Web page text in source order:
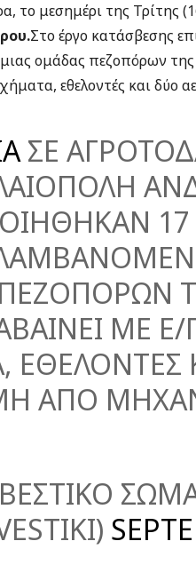
το μεσημέρι της Τρίτης
Στο έργο κατάσβεσης
ομάδας πεζοπόρων
εθελοντές και δύο
ΣΕ
17
ΜΕ Ε/
ΕΘΕΛΟΝΤΕΣ
ΑΠΟ